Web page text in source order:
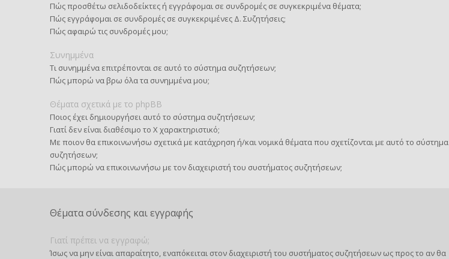
Πώς προσθέτω σελιδοδείκτες ή εγγράφομαι σε συνδρομές σε συγκεκριμένα θέματα;
Πώς εγγράφομαι σε συνδρομές σε συγκεκριμένες Δ. Συζητήσεις;
Πώς αφαιρώ τις συνδρομές μου;
Συνημμένα
Τι συνημμένα επιτρέπονται σε αυτό το σύστημα συζητήσεων;
Πώς μπορώ να βρω όλα τα συνημμένα μου;
Θέματα σχετικά με το phpBB
Ποιος έχει δημιουργήσει αυτό το σύστημα συζητήσεων;
Γιατί δεν είναι διαθέσιμο το Χ χαρακτηριστικό;
Με ποιον θα επικοινωνήσω σχετικά με κατάχρηση ή/και νομικά θέματα που σχετίζονται με αυτό το σύστημα
συζητήσεων;
Πώς μπορώ να επικοινωνήσω με τον διαχειριστή του συστήματος συζητήσεων;
Θέματα σύνδεσης και εγγραφής
Γιατί πρέπει να εγγραφώ;
Ίσως να μην είναι απαραίτητο, εναπόκειται στον διαχειριστή του συστήματος συζητήσεων ως προς το αν θα